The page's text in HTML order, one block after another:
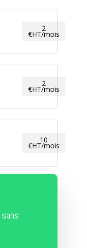
2
€HT/mois
2
€HT/mois
10
€HT/mois